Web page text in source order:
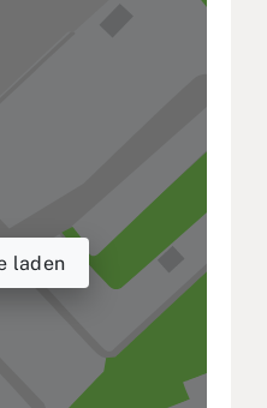
laden